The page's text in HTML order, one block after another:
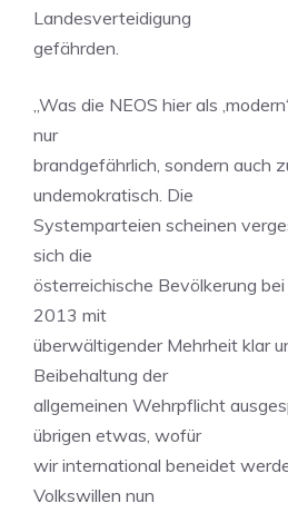
Landesverteidigung
gefährden.
„Was die NEOS hier als
nur
brandgefährlich, sondern auch
undemokratisch. Die
Systemparteien scheinen
sich die
österreichische Bevölkerung
2013 mit
überwältigender Mehrheit klar
Beibehaltung der
allgemeinen Wehrpflicht
übrigen etwas, wofür
wir international beneidet
Volkswillen nun